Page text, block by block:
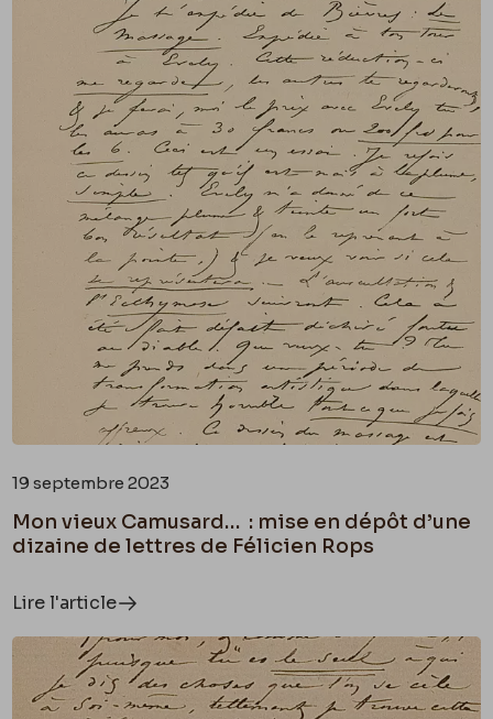
19 septembre 2023
Mon vieux Camusard… : mise en dépôt d’une
dizaine de lettres de Félicien Rops
Lire l'article